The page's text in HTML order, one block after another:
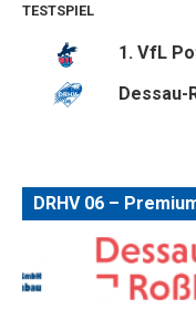
TESTSPIEL
1. VfL
Dessau-
DRHV 06 –